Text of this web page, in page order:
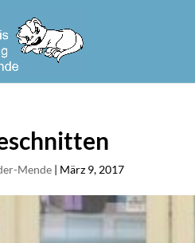
Mende | März 9, 2017